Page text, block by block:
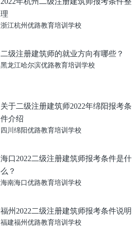
理
浙江杭州优路教育培训学校
二级注册建筑师的就业方向有哪些？
黑龙江哈尔滨优路教育培训学校
关于二级注册建筑师2022年绵阳报考条
件介绍
四川绵阳优路教育培训学校
海口2022二级注册建筑师报考条件是什
么？
海南海口优路教育培训学校
福州2022二级注册建筑师报考条件说明
福建福州优路教育培训学校